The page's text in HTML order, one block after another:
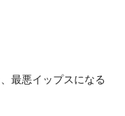
最悪イップスになる